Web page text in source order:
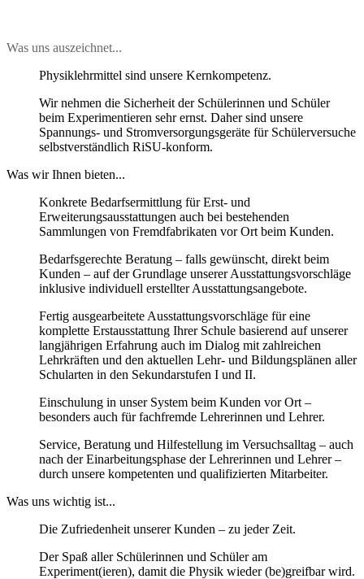
Was uns auszeichnet...
Physiklehrmittel sind unsere Kernkompetenz.
Wir nehmen die Sicherheit der Schülerinnen und Schüler
beim Experimentieren sehr ernst. Daher sind unsere
Spannungs- und Stromversorgungsgeräte für Schülerversuche
selbstverständlich RiSU-konform.
Was wir Ihnen bieten...
Konkrete Bedarfsermittlung für Erst- und
Erweiterungsausstattungen auch bei bestehenden
Sammlungen von Fremdfabrikaten vor Ort beim Kunden.
Bedarfsgerechte Beratung – falls gewünscht, direkt beim
Kunden – auf der Grundlage unserer Ausstattungsvorschläge
inklusive individuell erstellter Ausstattungsangebote.
Fertig ausgearbeitete Ausstattungsvorschläge für eine
komplette Erstausstattung Ihrer Schule basierend auf unserer
langjährigen Erfahrung auch im Dialog mit zahlreichen
Lehrkräften und den aktuellen Lehr- und Bildungsplänen aller
Schularten in den Sekundarstufen I und II.
Einschulung in unser System beim Kunden vor Ort –
besonders auch für fachfremde Lehrerinnen und Lehrer.
Service, Beratung und Hilfestellung im Versuchsalltag – auch
nach der Einarbeitungsphase der Lehrerinnen und Lehrer –
durch unsere kompetenten und qualifizierten Mitarbeiter.
Was uns wichtig ist...
Die Zufriedenheit unserer Kunden – zu jeder Zeit.
Der Spaß aller Schülerinnen und Schüler am
Experiment(ieren), damit die Physik wieder (be)greifbar wird.